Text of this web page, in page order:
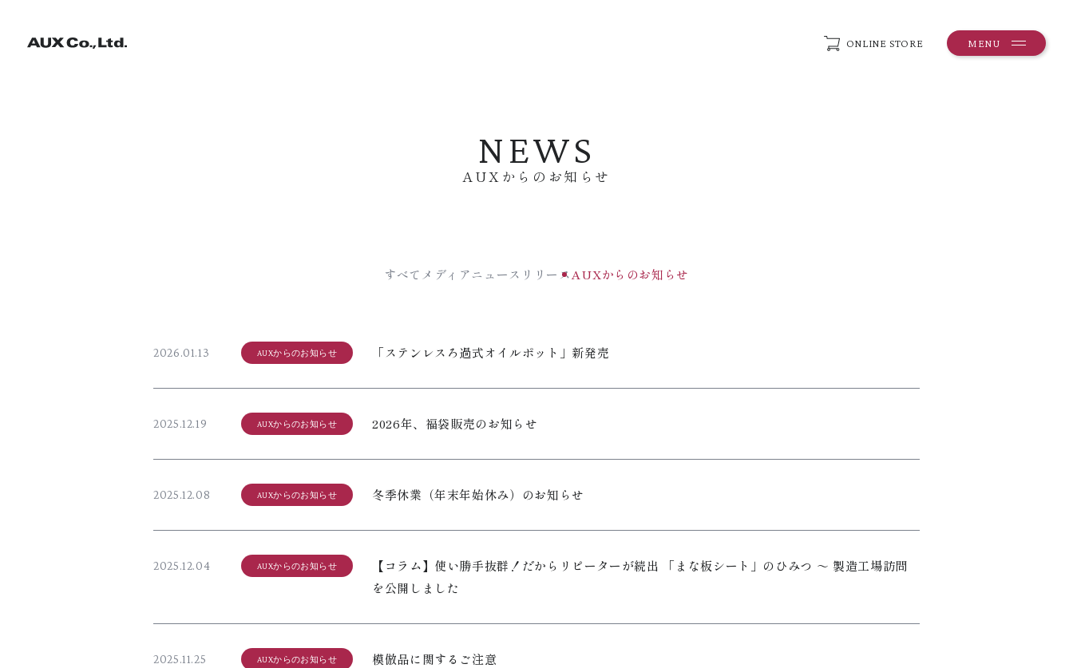
ONLINE STORE MENU
NEWS
AUXからのお知らせ
すべて メディアニュースリリースAUXからのお知らせ
2026.01.13 AUXからのお知らせ 「ステンレスろ過式オイルポット」新発売
2025.12.19 AUXからのお知らせ 2026年、福袋販売のお知らせ
2025.12.08 AUXからのお知らせ 冬季休業（年末年始休み）のお知らせ
2025.12.04 AUXからのお知らせ
【コラム】使い勝手抜群！だからリピーターが続出 「まな板シート」のひみつ ～ 製造工場訪問
を公開しました
2025.11.25 AUXからのお知らせ 模倣品に関するご注意